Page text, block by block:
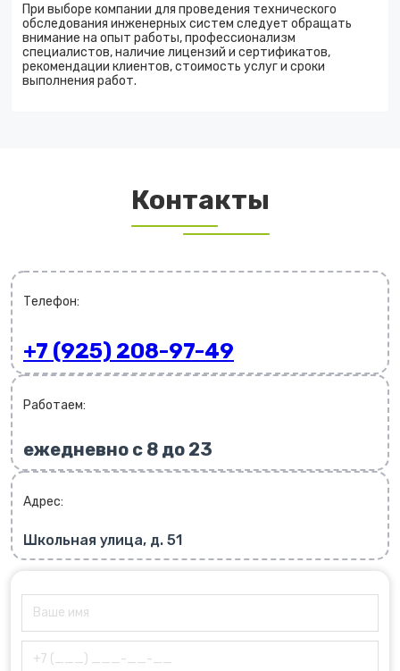
При выборе компании для проведения технического
обследования инженерных систем следует обращать
внимание на опыт работы, профессионализм
специалистов, наличие лицензий и сертификатов,
рекомендации клиентов, стоимость услуг и сроки
выполнения работ.
Контакты
Телефон:
+7 (925) 208-97-49
Работаем:
ежедневно с 8 до 23
Адрес:
Школьная улица, д. 51